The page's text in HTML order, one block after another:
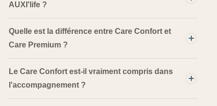
AUXI'life ?
Quelle est la différence entre Care Confort et
Care Premium ?
Le Care Confort est-il vraiment compris dans
l'accompagnement ?